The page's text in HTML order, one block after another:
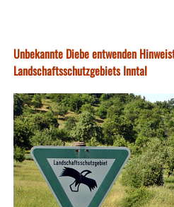
Unbekannte Diebe entwenden
Landschaftsschutzgebiets Inntal